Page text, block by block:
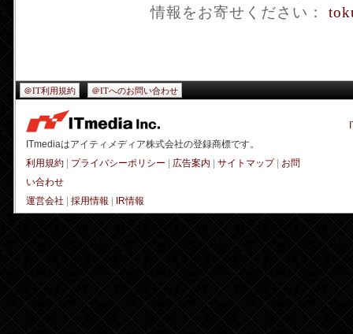
情報をお寄せください：
＠IT利用規約 ＠ITへのお問い合わせ
ITmediaはアイティメディア株式会社の登録商標です。
利用規約 | プライバシーポリシー | 広告案内 | サイトマップ| お問
い合わせ
運営会社 | 採用情報 | IR情報